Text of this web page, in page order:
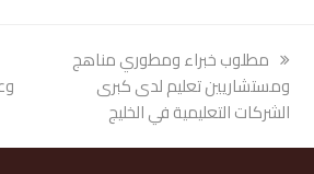
previous
post:
مطلوب خبراء ومطوري مناهج
ومستشاريين تعليم لدى كبرى
الشركات التعليمية في الخليج